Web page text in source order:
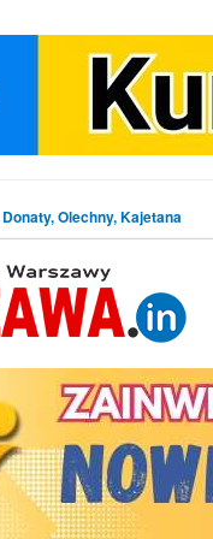
Donaty, Olechny, Kajetana